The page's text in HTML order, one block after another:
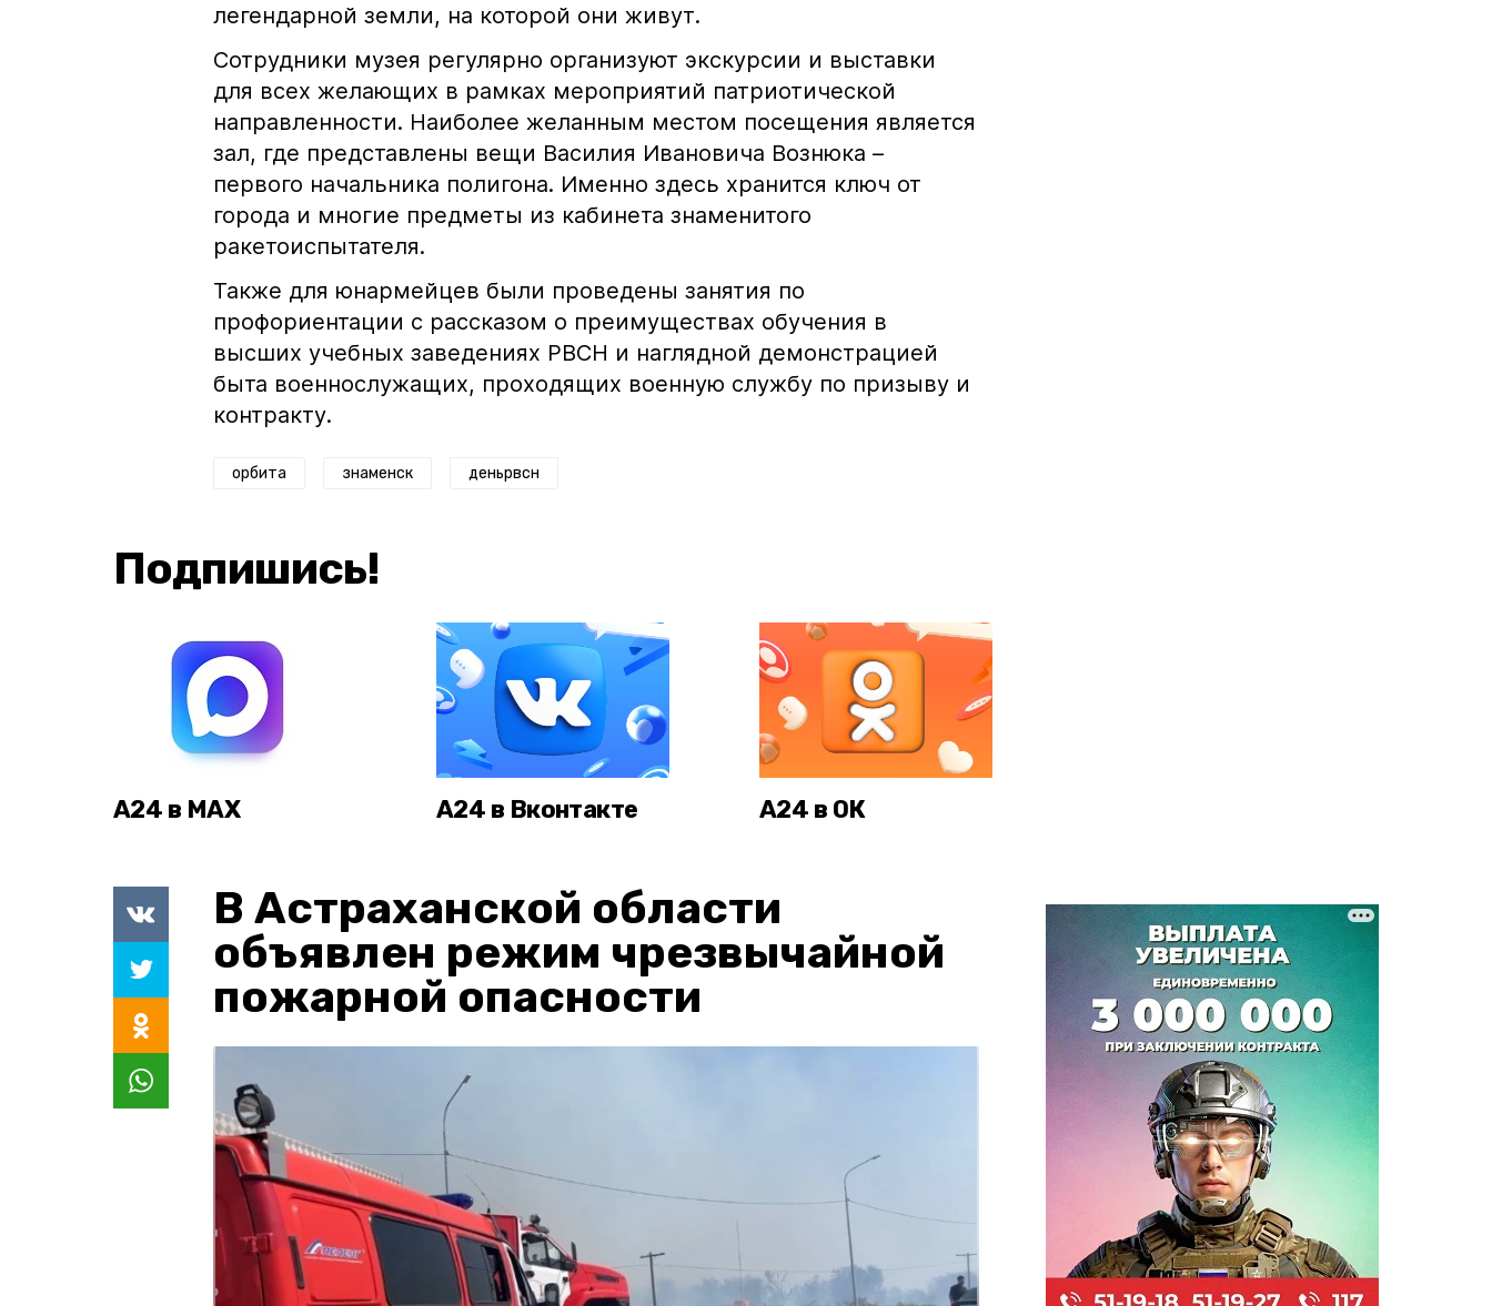
легендарной земли, на которой они живут.
Сотрудники музея регулярно организуют экскурсии и выставки
для всех желающих в рамках мероприятий патриотической
направленности. Наиболее желанным местом посещения является
зал, где представлены вещи Василия Ивановича Вознюка –
первого начальника полигона. Именно здесь хранится ключ от
города и многие предметы из кабинета знаменитого
ракетоиспытателя.
Также для юнармейцев были проведены занятия по
профориентации с рассказом о преимуществах обучения в
высших учебных заведениях РВСН и наглядной демонстрацией
быта военнослужащих, проходящих военную службу по призыву и
контракту.
орбита знаменск деньрвсн
Подпишись!
А24 в MAX А24 в Вконтакте А24 в ОК
В Астраханской области
объявлен режим чрезвычайной
пожарной опасности